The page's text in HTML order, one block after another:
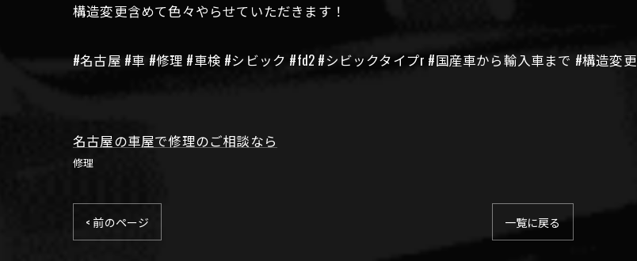
構造変更含めて色々やらせていただきます！
#名古屋 #車 #修理 #車検 #シビック #fd2 #シビックタイプr #国産車から輸入車まで #構造変更
名古屋の車屋で修理のご相談なら
修理
< 前のページ 一覧に戻る